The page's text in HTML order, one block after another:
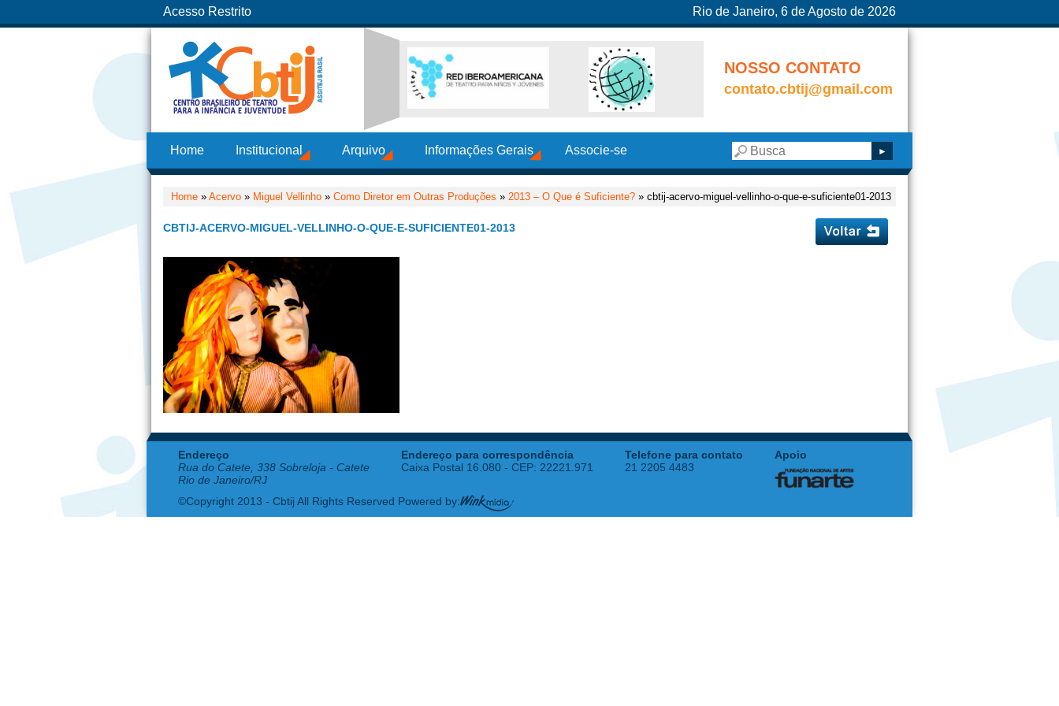
Acesso Restrito Rio de Janeiro, 6 de Agosto de 2026
NOSSO CONTATO
contato.cbtij@gmail.com
Home Institucional Arquivo Informações Gerais Associe-se
Home » Acervo » Miguel Vellinho » Como Diretor em Outras Produções » 2013 – O Que é Suficiente? » cbtij-acervo-miguel-vellinho-o-que-e-suficiente01-2013
CBTIJ-ACERVO-MIGUEL-VELLINHO-O-QUE-E-SUFICIENTE01-2013
Endereço
Rua do Catete, 338 Sobreloja - Catete
Rio de Janeiro/RJ
Endereço para correspondência
Caixa Postal 16.080 - CEP: 22221.971
Telefone para contato
21 2205 4483
Apoio
©Copyright 2013 - Cbtij All Rights Reserved Powered by: